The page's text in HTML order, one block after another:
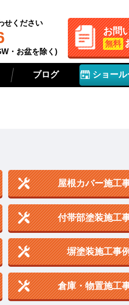
せください
・お盆を除く)
お問
無料
ブログ ショー
屋根カバー施工
付帯部塗装施工
塀塗装施工事
倉庫・物置施工